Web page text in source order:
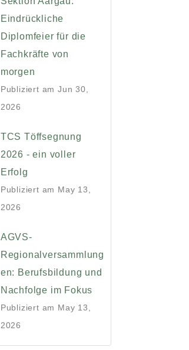
Eindrückliche
Diplomfeier für die
Fachkräfte von
morgen
Publiziert am Jun 30,
2026
TCS Töffsegnung
2026 - ein voller
Erfolg
Publiziert am May 13,
2026
AGVS-
Regionalversammlung
en: Berufsbildung und
Nachfolge im Fokus
Publiziert am May 13,
2026